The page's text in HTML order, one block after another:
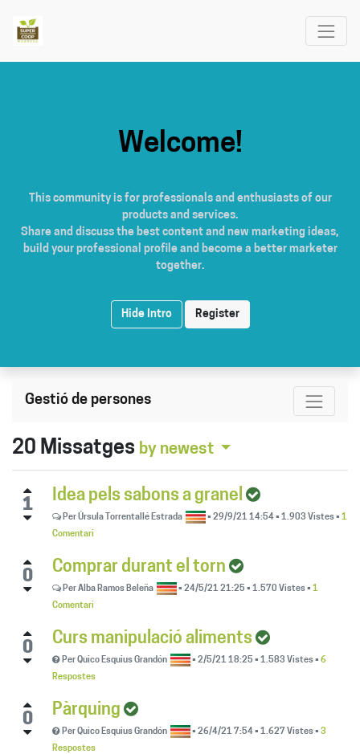
Welcome!
This community is for professionals and enthusiasts of our
products and services.
Share and discuss the best content and new marketing ideas,
build your professional profile and become a better marketer
together.
Hide Intro Register
Gestió de persones
20 Missatges by newest
1
Idea pels sabons a granel
PerÚrsula Torrentallé Estrada •29/9/21 14:54•1.903 Vistes•1
Comentari
0
Comprar durant el torn
PerAlba Ramos Beleña •24/5/21 21:25 •1.570 Vistes•1
Comentari
0
Curs manipulació aliments
PerQuico Esquius Grandón •2/5/21 18:25 •1.583 Vistes•6
Respostes
0
Pàrquing
PerQuico Esquius Grandón •26/4/21 7:54•1.627 Vistes•3
Respostes